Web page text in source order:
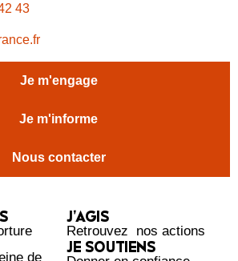
43
Je m'engage
Je m'informe
Nous contacter
de
J’AGIS
Retrouvez nos actions
JE SOUTIENS